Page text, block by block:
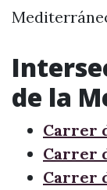
de la
Carrer
Carrer
Carrer